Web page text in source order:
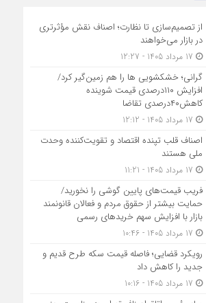
از تصمیم‌سازی تا نظارت؛ اصناف نقش مؤثرتری
در بازار می‌خواهند
گرانی؛ خشکشویی‌ ها را هم زمین‌گیر کرد/
افزایش ۱۱۰درصدی قیمت شوینده
کاهش۴۰درصدی تقاضا
اصناف قلب تپنده اقتصاد و تقویت‌کننده وحدت
ملی هستند
فریب قیمت‌های پایین گوشی را نخورید/
حمایت بیشتر از حقوق مردم و فعالان قانونمند
بازار با افزایش سهم خریدهای رسمی
رویکرد قضایی؛ فاصله قیمت سکه طرح قدیم و
جدید را کاهش داد